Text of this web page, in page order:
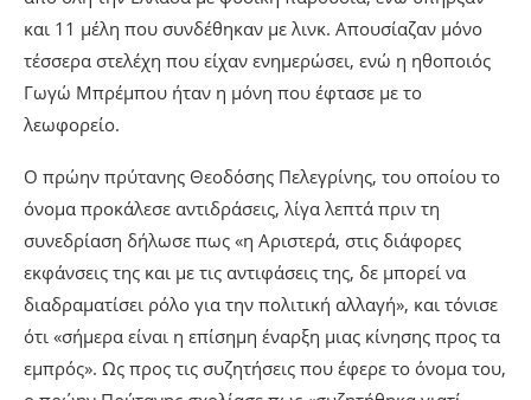
και 11 μέλη που συνδέθηκαν με λινκ. Απουσίαζαν μόνο
τέσσερα στελέχη που είχαν ενημερώσει, ενώ η ηθοποιός
Γωγώ Μπρέμπου ήταν η μόνη που έφτασε με το
λεωφορείο.
Ο πρώην πρύτανης Θεοδόσης Πελεγρίνης, του οποίου το
όνομα προκάλεσε αντιδράσεις, λίγα λεπτά πριν τη
συνεδρίαση δήλωσε πως «η Αριστερά, στις διάφορες
εκφάνσεις της και με τις αντιφάσεις της, δε μπορεί να
διαδραματίσει ρόλο για την πολιτική αλλαγή», και τόνισε
ότι «σήμερα είναι η επίσημη έναρξη μιας κίνησης προς τα
εμπρός». Ως προς τις συζητήσεις που έφερε το όνομα του,